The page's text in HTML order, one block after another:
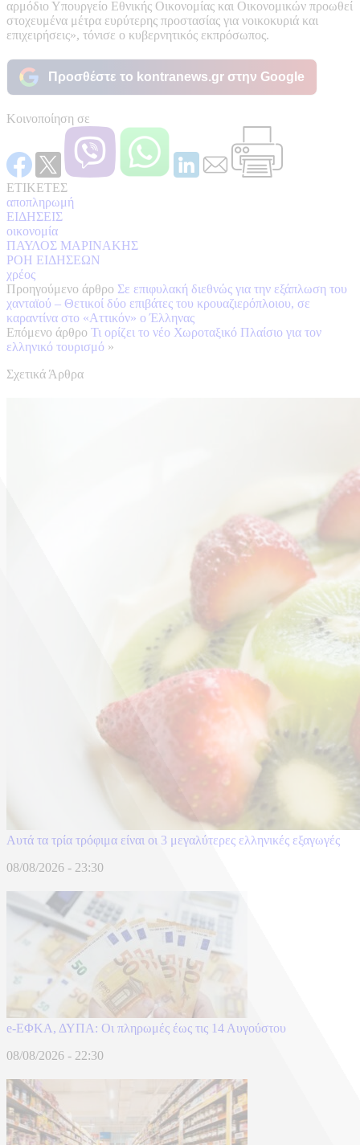
αρμόδιο Υπουργείο Εθνικής Οικονομίας και Οικονομικών προωθεί
στοχευμένα μέτρα ευρύτερης προστασίας για νοικοκυριά και
επιχειρήσεις», τόνισε ο κυβερνητικός εκπρόσωπος.
Προσθέστε το kontranews.gr στην Google
Κοινοποίηση σε
ΕΤΙΚΕΤΕΣ
αποπληρωμή
ΕΙΔΗΣΕΙΣ
οικονομία
ΠΑΥΛΟΣ ΜΑΡΙΝΑΚΗΣ
ΡΟΗ ΕΙΔΗΣΕΩΝ
χρέος
Προηγούμενο άρθρο Σε επιφυλακή διεθνώς για την εξάπλωση του
χανταϊού – Θετικοί δύο επιβάτες του κρουαζιερόπλοιου, σε
καραντίνα στο «Αττικόν» ο Έλληνας
Επόμενο άρθρο Τι ορίζει το νέο Χωροταξικό Πλαίσιο για τον
ελληνικό τουρισμό »
Σχετικά Άρθρα
Αυτά τα τρία τρόφιμα είναι οι 3 μεγαλύτερες ελληνικές εξαγωγές
08/08/2026 - 23:30
e-ΕΦΚΑ, ΔΥΠΑ: Οι πληρωμές έως τις 14 Αυγούστου
08/08/2026 - 22:30